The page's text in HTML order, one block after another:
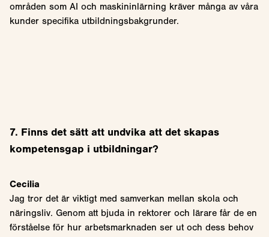
områden som AI och maskininlärning kräver många av våra
kunder specifika utbildningsbakgrunder.
7. Finns det sätt att undvika att det skapas
kompetensgap i utbildningar?
Cecilia
Jag tror det är viktigt med samverkan mellan skola och
näringsliv. Genom att bjuda in rektorer och lärare får de en
förståelse för hur arbetsmarknaden ser ut och dess behov